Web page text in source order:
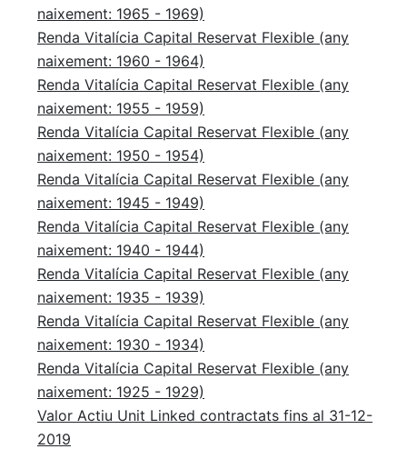
naixement: 1965 - 1969)
Renda Vitalícia Capital Reservat Flexible (any
naixement: 1960 - 1964)
Renda Vitalícia Capital Reservat Flexible (any
naixement: 1955 - 1959)
Renda Vitalícia Capital Reservat Flexible (any
naixement: 1950 - 1954)
Renda Vitalícia Capital Reservat Flexible (any
naixement: 1945 - 1949)
Renda Vitalícia Capital Reservat Flexible (any
naixement: 1940 - 1944)
Renda Vitalícia Capital Reservat Flexible (any
naixement: 1935 - 1939)
Renda Vitalícia Capital Reservat Flexible (any
naixement: 1930 - 1934)
Renda Vitalícia Capital Reservat Flexible (any
naixement: 1925 - 1929)
Valor Actiu Unit Linked contractats fins al 31-12-
2019